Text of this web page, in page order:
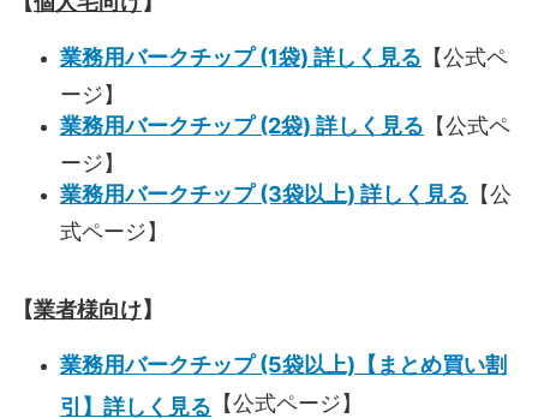
業務用バークチップ (1袋) 詳しく見る 【公式ペ
ージ】
業務用バークチップ (2袋) 詳しく見る 【公式ペ
ージ】
業務用バークチップ (3袋以上) 詳しく見る 【公
式ページ】
【業者様向け】
業務用バークチップ (5袋以上)【まとめ買い割
引】詳しく見る
【公式ページ】